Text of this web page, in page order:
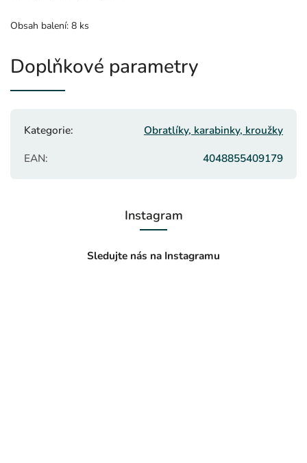
Obsah balení: 8 ks
Doplňkové parametry
Kategorie:
Obratlíky, karabinky, kroužky
EAN: 4048855409179
Instagram
Sledujte nás na Instagramu